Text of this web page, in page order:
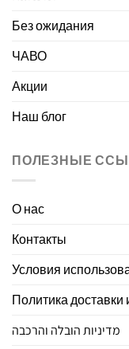
Без ожидания
ЧАВО
Акции
Наш блог
ПОЛЕЗНЫЕ
О нас
Контакты
Условия
Политика доставки
מדיניות הובלה והרכבה